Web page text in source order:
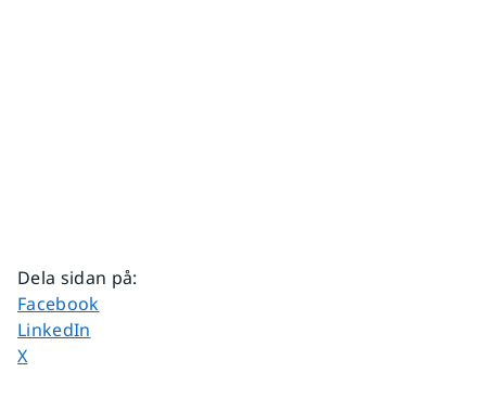
Dela sidan på:
Dela sidan på
Facebook
Dela sidan på
LinkedIn
Dela sidan på
X